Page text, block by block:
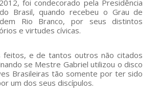
foi condecorado pela Presidência
Brasil, quando recebeu o Grau de
Rio Branco, por seus distintos
e virtudes cívicas.
feitos, e de tantos outros não citados
se Mestre Gabriel utilizou o disco
Brasileiras tão somente por ter sido
um dos seus discípulos.